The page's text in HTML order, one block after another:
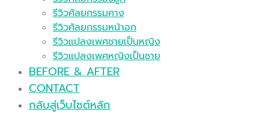
รีวิวศัลยกรรมคาง
รีวิวศัลยกรรมหน้าอก
รีวิวแปลงเพศชายเป็นหญิง
รีวิวแปลงเพศหญิงเป็นชาย
BEFORE & AFTER
CONTACT
กลับสู่เว็บไซต์หลัก